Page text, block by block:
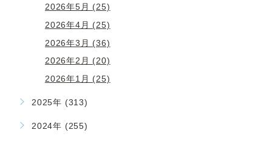
2026年5月 (25)
2026年4月 (25)
2026年3月 (36)
2026年2月 (20)
2026年1月 (25)
2025年 (313)
2024年 (255)